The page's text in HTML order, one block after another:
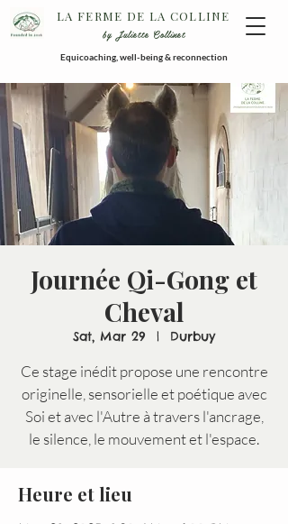
LA FERME DE LA COLLINE
by Juliette Collinet
Equicoaching, well-being & reconnection
Journée Qi-Gong et
Cheval
Sat, Mar 29
  |
Durbuy
Ce stage inédit propose une rencontre
originelle, sensorielle et poétique avec
Soi et avec l'Autre à travers l'ancrage,
le silence, le mouvement et l'espace.
Heure et lieu